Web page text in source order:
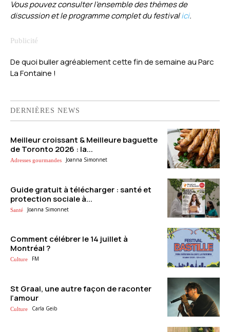
Vous pouvez consulter l’ensemble des thèmes de
discussion et le programme complet du festivalici.
De quoi buller agréablement cette fin de semaine au Parc
La Fontaine !
DERNIÈRES NEWS
Meilleur croissant & Meilleure baguette
de Toronto 2026 : la...
Adresses gourmandes Joanna Simonnet
Guide gratuit à télécharger : santé et
protection sociale à...
Santé Joanna Simonnet
Comment célébrer le 14 juillet à
Montréal ?
Culture FM
St Graal, une autre façon de raconter
l’amour
Culture Carla Geib